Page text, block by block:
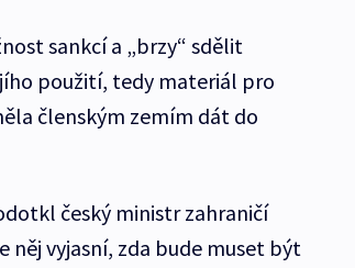
sankcí a „brzy“ sdělit
použití, tedy materiál pro
členským zemím dát do
český ministr zahraničí
něj vyjasní, zda bude muset být